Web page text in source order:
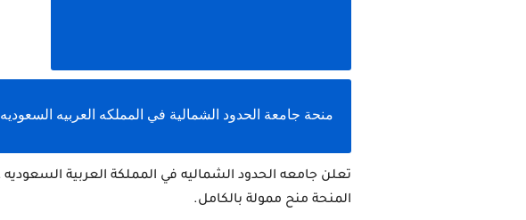
منحة جامعة الحدود الشمالية في المملكه العربيه السعوديه 2022
المنحة منح ممولة بالكامل.